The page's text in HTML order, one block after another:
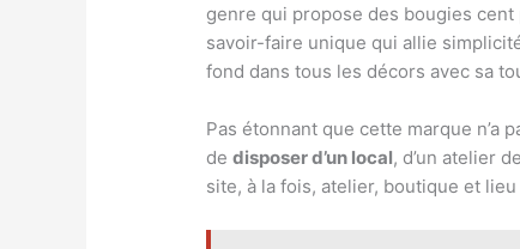
genre qui propose des bougies
savoir-faire unique qui allie
fond dans tous les décors avec sa
Pas étonnant que cette marque n’a
dedisposer d’un local, d’un atelier
site, à la fois, atelier, boutique et